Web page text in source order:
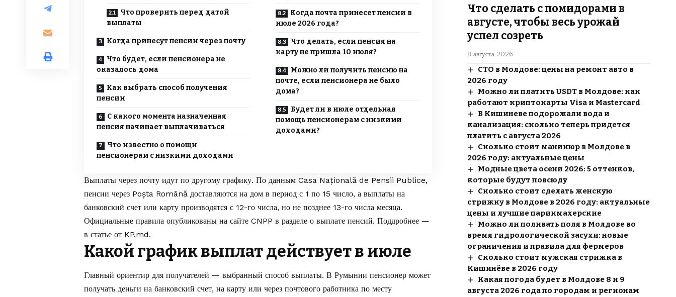
Что проверить перед датой
выплаты
Когда принесут пенсии через почту
Что будет, если пенсионера не
оказалось дома
Как выбрать способ получения
пенсии
С какого момента назначенная
пенсия начинает выплачиваться
Что известно о помощи
пенсионерам с низкими доходами
Когда почта принесет пенсии в
июле 2026 года?
Что делать, если пенсия на
карту не пришла 10 июля?
Можно ли получить пенсию на
почте, если пенсионера не было
дома?
Будет ли в июле отдельная
помощь пенсионерам с низкими
доходами?
Выплаты через почту идут по другому графику. По данным Casa Națională de Pensii Publice,
пенсии через Poșta Română доставляются на дом в период с 1 по 15 число, а выплаты на
банковский счет или карту производятся с 12-го числа, но не позднее 13-го числа месяца.
Официальные правила опубликованы на сайте CNPP в разделе о выплате пенсий. Поддробнее —
в статье от KP.md.
Какой график выплат действует в июле
Главный ориентир для получателей — выбранный способ выплаты. В Румынии пенсионер может
получать деньги на банковский счет, на карту или через почтового работника по месту
Что сделать с помидорами в
августе, чтобы весь урожай
успел созреть
8 августа 2026
СТО в Молдове: цены на ремонт авто в
2026 году
Можно ли платить USDT в Молдове: как
работают криптокарты Visa и Mastercard
В Кишиневе подорожали вода и
канализация: сколько теперь придется
платить с августа 2026
Сколько стоит маникюр в Молдове в
2026 году: актуальные цены
Модные цвета осени 2026: 5 оттенков,
которые будут повсюду
Сколько стоит сделать женскую
стрижку в Молдове в 2026 году: актуальные
цены и лучшие парикмахерские
Можно ли поливать поля в Молдове во
время гидрологической засухи: новые
ограничения и правила для фермеров
Сколько стоит мужская стрижка в
Кишинёве в 2026 году
Какая погода будет в Молдове 8 и 9
августа 2026 года по городам и регионам